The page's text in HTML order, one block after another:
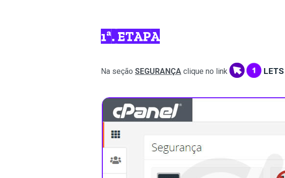
1ª. ETAPA
Na seção SEGURANÇA clique no link